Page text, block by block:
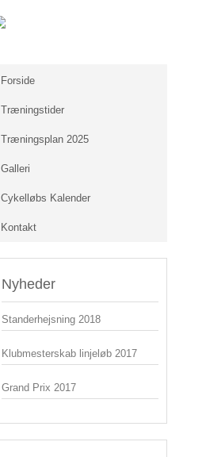
Forside
Træningstider
Træningsplan 2025
Galleri
Cykelløbs Kalender
Kontakt
Nyheder
Standerhejsning 2018
Klubmesterskab linjeløb 2017
Grand Prix 2017